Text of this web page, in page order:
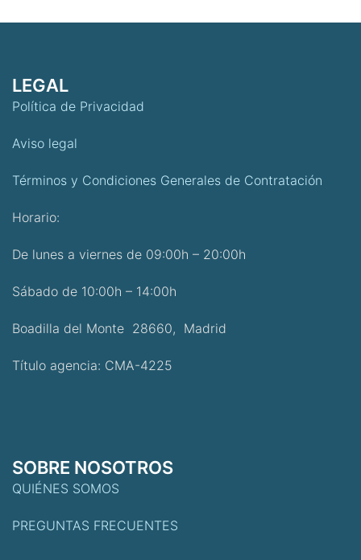
LEGAL
Política de Privacidad
Aviso legal
Términos y Condiciones Generales de Contratación
Horario:
De lunes a viernes de 09:00h – 20:00h
Sábado de 10:00h – 14:00h
Boadilla del Monte 28660, Madrid
Título agencia: CMA-4225
SOBRE NOSOTROS
QUIÉNES SOMOS
PREGUNTAS FRECUENTES